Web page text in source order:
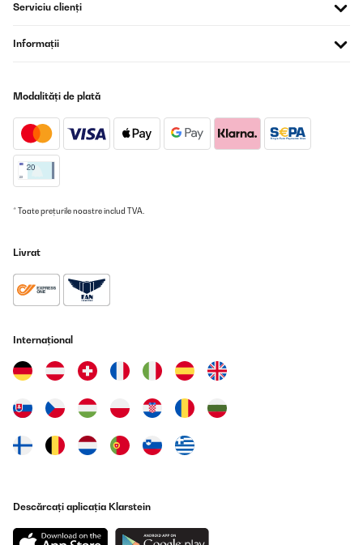
Serviciu clienți
Informații
Modalități de plată
* Toate prețurile noastre includ TVA.
Livrat
Internațional
Descărcați aplicația Klarstein